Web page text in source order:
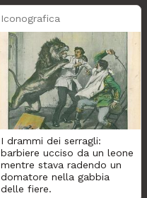
Iconografica
I drammi dei serragli:
barbiere ucciso da un leone
mentre stava radendo un
domatore nella gabbia
delle fiere.